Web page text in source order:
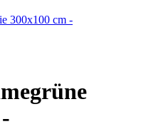
300x100 cm -